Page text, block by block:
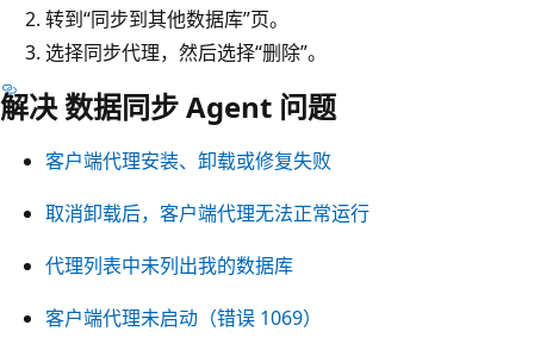
转到“同步到其他数据库”页。
选择同步代理，然后选择“删除”。
解决 数据同步 Agent 问题
客户端代理安装、卸载或修复失败
取消卸载后，客户端代理无法正常运行
代理列表中未列出我的数据库
客户端代理未启动（错误 1069）